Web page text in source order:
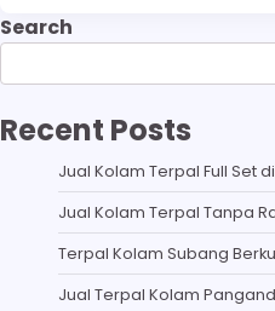
Search
Recent Posts
Jual Kolam Terpal Full Set
Jual Kolam Terpal Tanpa
Terpal Kolam Subang
Jual Terpal Kolam